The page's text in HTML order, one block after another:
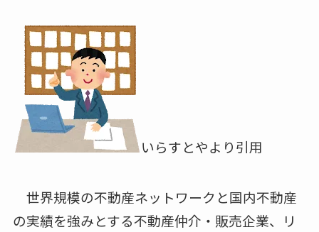
いらすとやより引用
​ 世界規模の不動産ネットワークと国内不動産
の実績を強みとする不動産仲介・販売企業、リ